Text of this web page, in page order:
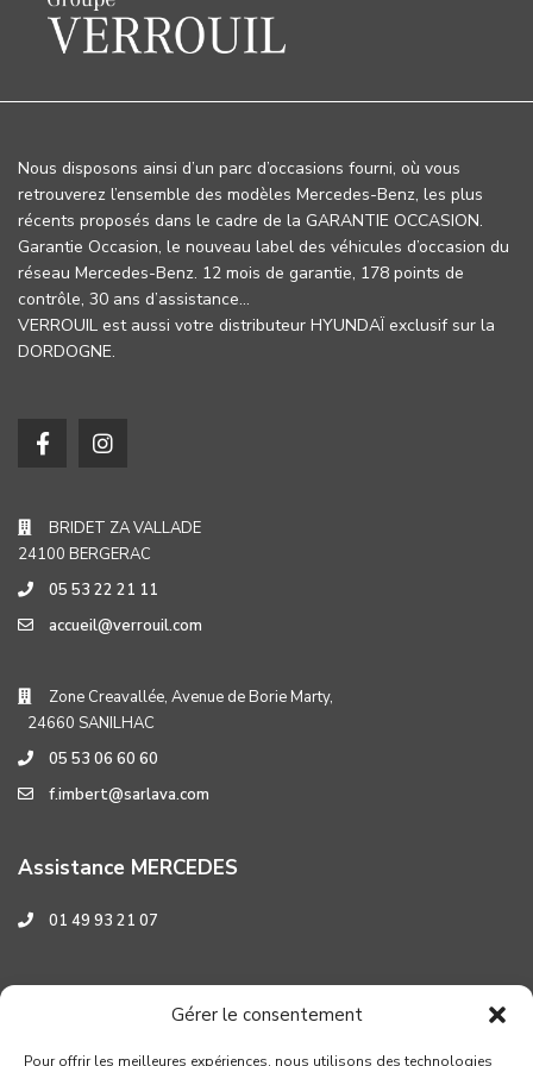
Gérer le consentement
Pour offrir les meilleures expériences, nous utilisons des technologies
Nous disposons ainsi d’un parc d’occasions fourni, où vous
retrouverez l’ensemble des modèles Mercedes-Benz, les plus
récents proposés dans le cadre de la GARANTIE OCCASION.
Garantie Occasion, le nouveau label des véhicules d’occasion du
réseau Mercedes-Benz. 12 mois de garantie, 178 points de
contrôle, 30 ans d’assistance…
VERROUIL est aussi votre distributeur HYUNDAÏ exclusif sur la
DORDOGNE.
BRIDET ZA VALLADE
24100 BERGERAC
05 53 22 21 11
accueil@verrouil.com
Zone Creavallée, Avenue de Borie Marty,
24660 SANILHAC
05 53 06 60 60
f.imbert@sarlava.com
Assistance MERCEDES
01 49 93 21 07
Assistance HYUNDAI